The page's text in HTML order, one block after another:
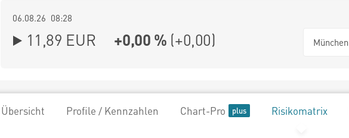
06.08.26 08:28
11,89 EUR +0,00 % (+0,00) München
Übersicht Profile / Kennzahlen Chart-Pro Risikomatrix